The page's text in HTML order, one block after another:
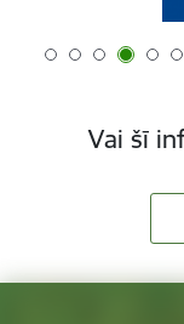
Vai šī